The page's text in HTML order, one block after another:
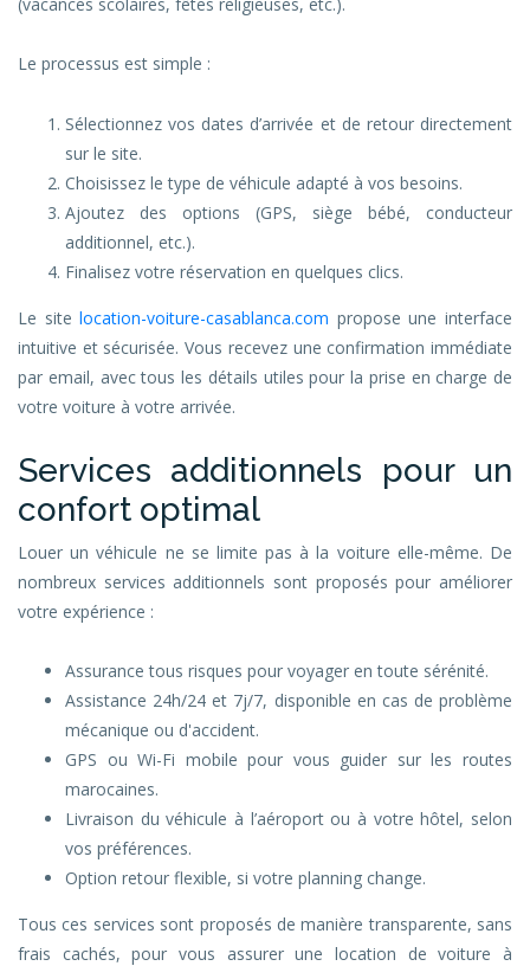
Le processus est simple :
Sélectionnez vos dates d’arrivée et de retour directement
sur le site.
Choisissez le type de véhicule adapté à vos besoins.
Ajoutez des options (GPS, siège bébé, conducteur
additionnel, etc.).
Finalisez votre réservation en quelques clics.
Le sitelocation-voiture-casablanca.com propose une interface
intuitive et sécurisée. Vous recevez une confirmation immédiate
par email, avec tous les détails utiles pour la prise en charge de
votre voiture à votre arrivée.
Services additionnels pour un
confort optimal
Louer un véhicule ne se limite pas à la voiture elle-même. De
nombreux services additionnels sont proposés pour améliorer
votre expérience :
Assurance tous risques pour voyager en toute sérénité.
Assistance 24h/24 et 7j/7, disponible en cas de problème
mécanique ou d'accident.
GPS ou Wi-Fi mobile pour vous guider sur les routes
marocaines.
Livraison du véhicule à l’aéroport ou à votre hôtel, selon
vos préférences.
Option retour flexible, si votre planning change.
Tous ces services sont proposés de manière transparente, sans
frais cachés, pour vous assurer une location de voiture à